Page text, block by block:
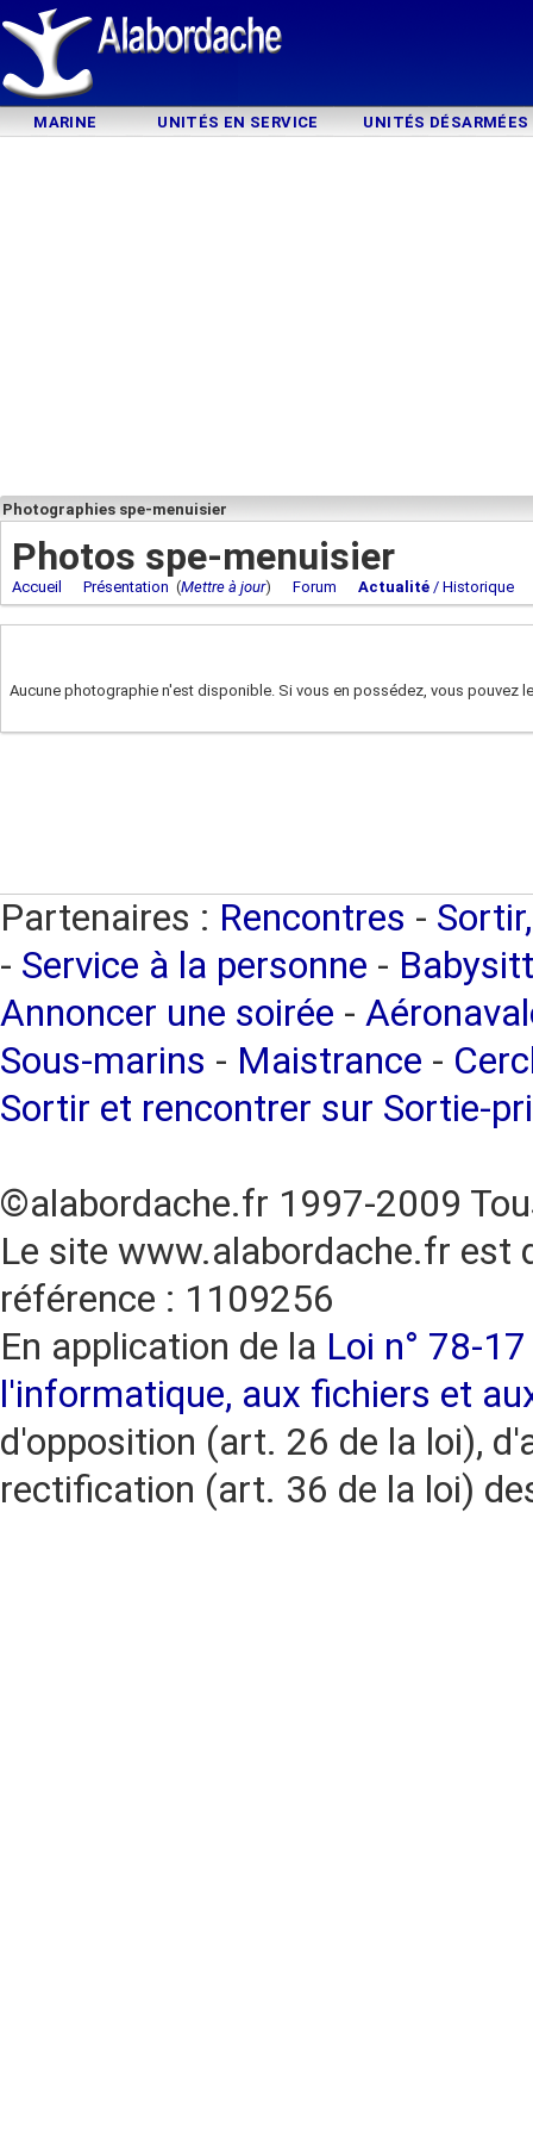
MARINE UNITÉS EN SERVICE UNITÉS DÉSARMÉES
Photographies spe-menuisier
Photos spe-menuisier
Accueil Présentation (Mettre à jour) Forum Actualité / Historique
Aucune photographie n'est disponible. Si vous en possédez, vous pouvez
Partenaires : Rencontres -
- Service à la personne -
Annoncer une soirée -
Sous-marins - Maistrance -
Sortir et rencontrer sur Sortie-
©alabordache.fr 1997-2009
Le site www.alabordache.fr est
référence : 1109256
En application de la Loi n° 78-
l'informatique, aux fichiers et
d'opposition (art. 26 de la loi),
rectification (art. 36 de la loi)